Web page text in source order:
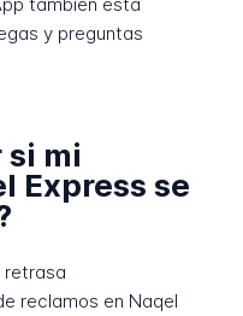
y preguntas
si mi
Express se
retrasa
reclamos en Naqel